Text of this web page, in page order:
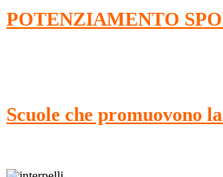
POTENZIAMENTO
Scuole che promuovono